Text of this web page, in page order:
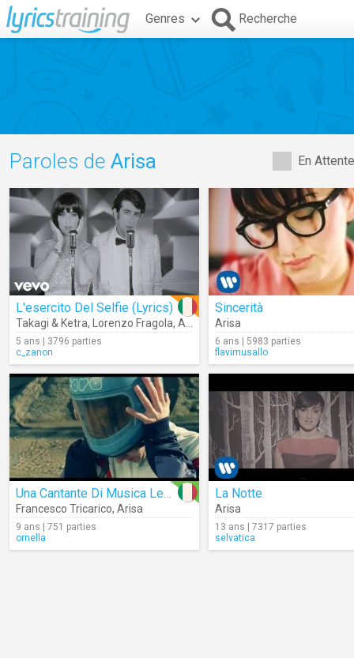
Genres Recherche
En
Paroles de Arisa
L'esercito Del Selfie (Lyrics)
Takagi & Ketra, Lorenzo Fragola, Arisa
5 ans | 3796 parties
c_zanon
Sincerità
Arisa
6 ans | 5983 parties
flavimusallo
Una Cantante Di Musica Leggera
Francesco Tricarico, Arisa
9 ans | 751 parties
ornella
La Notte
Arisa
13 ans | 7317 parties
selvatica